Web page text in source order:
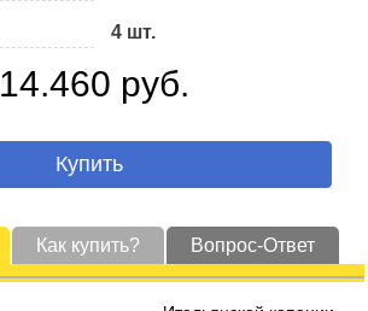
4 шт.
14.460 руб.
Купить
Как купить? Вопрос-Ответ